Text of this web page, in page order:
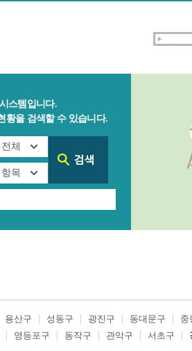
스템입니다.
황을 검색할 수 있습니다.
용산구 성동구 광진구 동대문구
중
영등포구 동작구 관악구 서초구